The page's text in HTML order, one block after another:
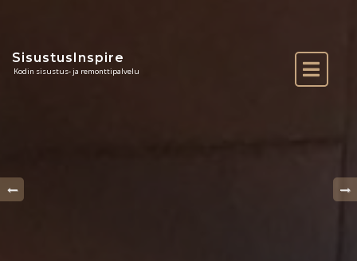
SisustusInspire
Kodin sisustus- ja remonttipalvelu